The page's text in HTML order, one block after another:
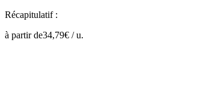
Récapitulatif :
à partir de34,79€ /u.